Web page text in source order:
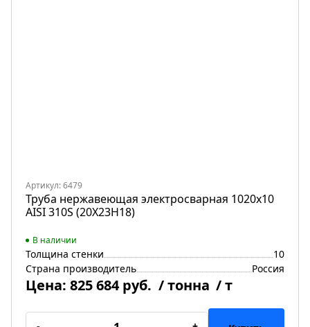
Артикул: 6479
Труба нержавеющая электросварная 1020х10
AISI 310S (20Х23Н18)
В наличии
Толщина стенки
10
Страна производитель
Россия
Цена: 825 684 руб. / тонна / т